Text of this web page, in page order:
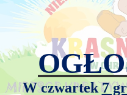
W czwartek7